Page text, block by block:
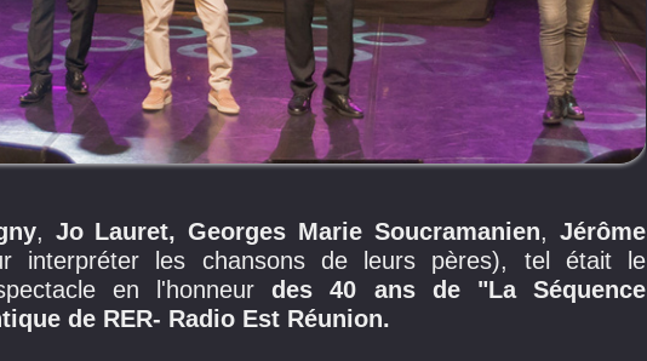
, Jo Lauret, Georges Marie Soucramanien,Jérôme
interpréter les chansons de leurs pères), tel était le
en l'honneurdes 40 ans de "La Séquence
de RER- Radio Est Réunion.